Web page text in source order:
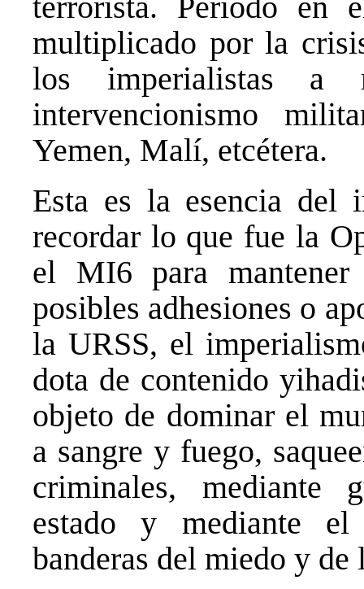
multiplicado por la
los imperialistas a
intervencionismo
Yemen, Malí, etcétera.
Esta es la esencia del
recordar lo que fue la
el MI6 para
posibles adhesiones o
la URSS, el
dota de contenido
objeto de dominar el
a sangre y fuego,
criminales, mediante
estado y mediante el
banderas del miedo y